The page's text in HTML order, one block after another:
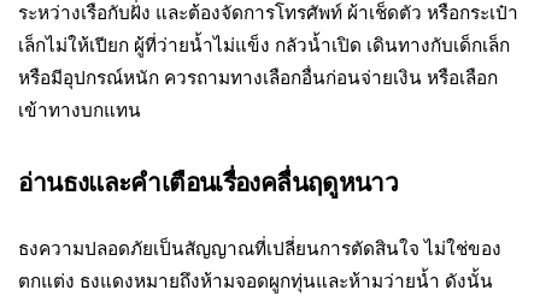
ระหว่างเรือกับฝั่ง และต้องจัดการโทรศัพท์ ผ้าเช็ดตัว หรือกระเป๋า
เล็กไม่ให้เปียก ผู้ที่ว่ายน้ำไม่แข็ง กลัวน้ำเปิด เดินทางกับเด็กเล็ก
หรือมีอุปกรณ์หนัก ควรถามทางเลือกอื่นก่อนจ่ายเงิน หรือเลือก
เข้าทางบกแทน
อ่านธงและคำเตือนเรื่องคลื่นฤดูหนาว
ธงความปลอดภัยเป็นสัญญาณที่เปลี่ยนการตัดสินใจ ไม่ใช่ของ
ตกแต่ง ธงแดงหมายถึงห้ามจอดผูกทุ่นและห้ามว่ายน้ำ ดังนั้น